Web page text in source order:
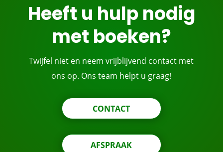
Heeft u hulp nodig
met boeken?
Twijfel niet en neem vrijblijvend contact met
ons op. Ons team helpt u graag!
CONTACT
AFSPRAAK